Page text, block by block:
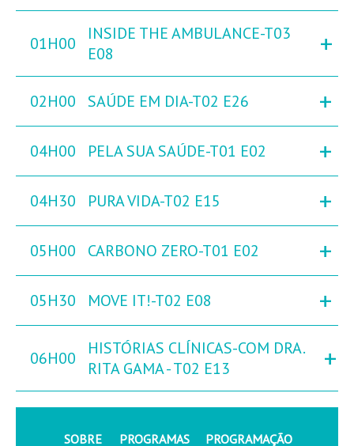
01H00
INSIDE THE AMBULANCE-T03
E08
+
02H00 SAÚDE EM DIA-T02 E26 +
04H00 PELA SUA SAÚDE-T01 E02 +
04H30 PURA VIDA-T02 E15 +
05H00 CARBONO ZERO-T01 E02 +
05H30 MOVE IT!-T02 E08 +
06H00
HISTÓRIAS CLÍNICAS-COM DRA.
RITA GAMA - T02 E13
+
SOBRE PROGRAMAS PROGRAMAÇÃO